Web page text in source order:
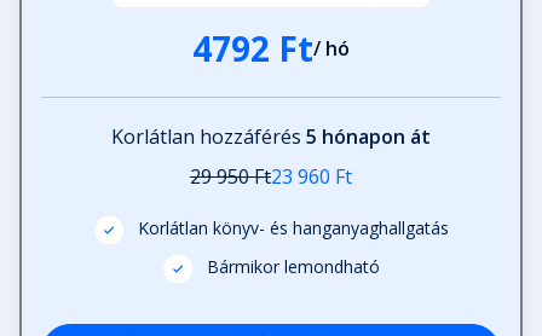
4792 Ft/ hó
Korlátlan hozzáférés 5 hónapon át
29 950 Ft23 960 Ft
Korlátlan könyv- és hanganyaghallgatás
Bármikor lemondható